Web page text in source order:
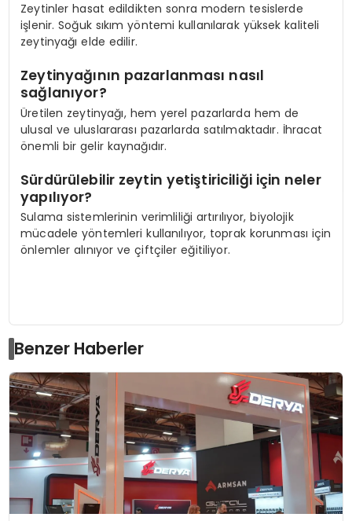
Zeytinler hasat edildikten sonra modern tesislerde
işlenir. Soğuk sıkım yöntemi kullanılarak yüksek kaliteli
zeytinyağı elde edilir.
Zeytinyağının pazarlanması nasıl
sağlanıyor?
Üretilen zeytinyağı, hem yerel pazarlarda hem de
ulusal ve uluslararası pazarlarda satılmaktadır. İhracat
önemli bir gelir kaynağıdır.
Sürdürülebilir zeytin yetiştiriciliği için neler
yapılıyor?
Sulama sistemlerinin verimliliği artırılıyor, biyolojik
mücadele yöntemleri kullanılıyor, toprak korunması için
önlemler alınıyor ve çiftçiler eğitiliyor.
Benzer Haberler